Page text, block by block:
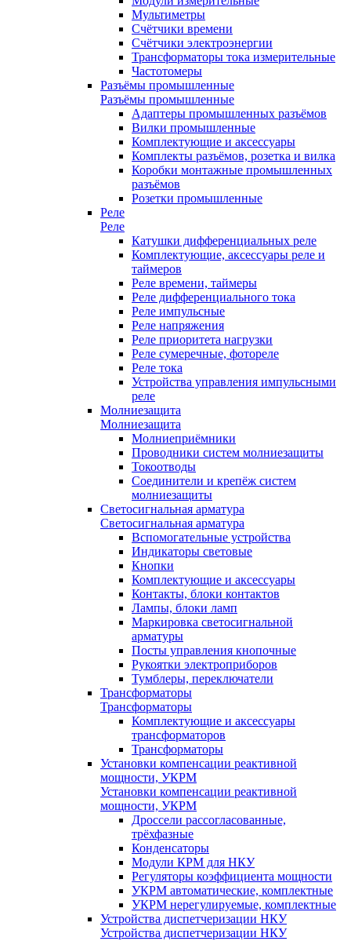
Мультиметры
Счётчики времени
Счётчики электроэнергии
Трансформаторы тока измерительные
Частотомеры
Разъёмы промышленные
Разъёмы промышленные
Адаптеры промышленных разъёмов
Вилки промышленные
Комплектующие и аксессуары
Комплекты разъёмов, розетка и вилка
Коробки монтажные промышленных
разъёмов
Розетки промышленные
Реле
Реле
Катушки дифференциальных реле
Комплектующие, аксессуары реле и
таймеров
Реле времени, таймеры
Реле дифференциального тока
Реле импульсные
Реле напряжения
Реле приоритета нагрузки
Реле сумеречные, фотореле
Реле тока
Устройства управления импульсными
реле
Молниезащита
Молниезащита
Молниеприёмники
Проводники систем молниезащиты
Токоотводы
Соединители и крепёж систем
молниезащиты
Светосигнальная арматура
Светосигнальная арматура
Вспомогательные устройства
Индикаторы световые
Кнопки
Комплектующие и аксессуары
Контакты, блоки контактов
Лампы, блоки ламп
Маркировка светосигнальной
арматуры
Посты управления кнопочные
Рукоятки электроприборов
Тумблеры, переключатели
Трансформаторы
Трансформаторы
Комплектующие и аксессуары
трансформаторов
Трансформаторы
Установки компенсации реактивной
мощности, УКРМ
Установки компенсации реактивной
мощности, УКРМ
Дроссели рассогласованные,
трёхфазные
Конденсаторы
Модули КРМ для НКУ
Регуляторы коэффициента мощности
УКРМ автоматические, комплектные
УКРМ нерегулируемые, комплектные
Устройства диспетчеризации НКУ
Устройства диспетчеризации НКУ